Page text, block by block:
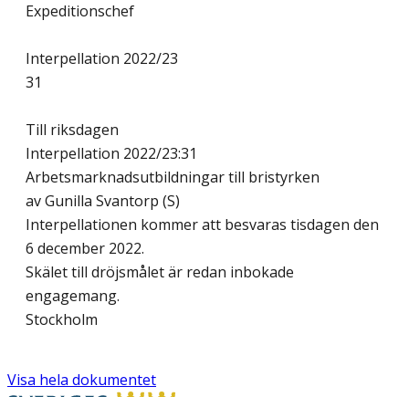
Expeditionschef
Interpellation 2022/23
31
Till riksdagen
Interpellation 2022/23:31
Arbetsmarknadsutbildningar till bristyrken
av Gunilla Svantorp (S)
Interpellationen kommer att besvaras tisdagen den
6 december 2022.
Skälet till dröjsmålet är redan inbokade
engagemang.
Stockholm
Visa hela dokumentet